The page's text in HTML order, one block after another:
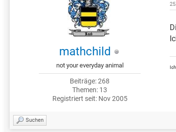
mathchild
not your everyday animal
Beiträge: 268
Themen: 13
Registriert seit: Nov 2005
Suchen